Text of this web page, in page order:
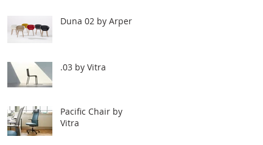
Duna 02 by Arper
.03 by Vitra
Pacific Chair by
Vitra